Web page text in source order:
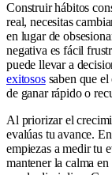
Construir hábitos
real, necesitas
en lugar de
negativa es fácil
puede llevar a
exitosossaben que el
de ganar rápido o
Al priorizar el
evalúas tu avance.
empiezas a medir tu
mantener la calma